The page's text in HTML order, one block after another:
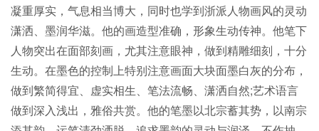
凝重厚实，气息相当博大，同时也学到浙派人物画风的灵动
潇洒、墨润华滋。他的画造型准确，形象生动传神。他笔下
人物突出在面部刻画，尤其注意眼神，做到精雕细刻，十分
生动。在墨色的控制上特别注意画面大块面墨白灰的分布，
做到繁简得宜、虚实相生、笔法流畅、潇洒自然;艺术语言
做到深入浅出，雅俗共赏。他的笔墨以北宗蓄其势，以南宗